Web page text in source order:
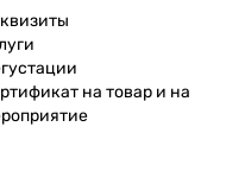
на товар и на